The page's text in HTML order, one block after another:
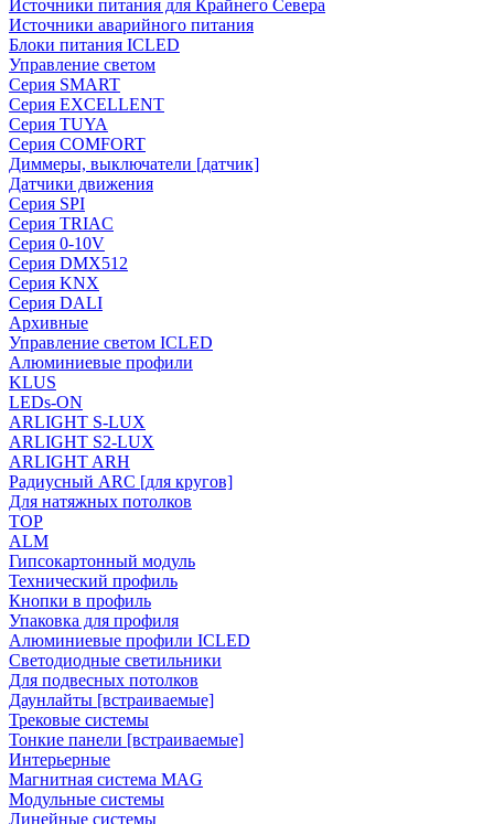
Источники питания для Крайнего Севера
Источники аварийного питания
Блоки питания ICLED
Управление светом
Серия SMART
Серия EXCELLENT
Серия TUYA
Серия COMFORT
Диммеры, выключатели [датчик]
Датчики движения
Серия SPI
Серия TRIAC
Серия 0-10V
Серия DMX512
Серия KNX
Серия DALI
Архивные
Управление светом ICLED
Алюминиевые профили
KLUS
LEDs-ON
ARLIGHT S-LUX
ARLIGHT S2-LUX
ARLIGHT ARH
Радиусный ARC [для кругов]
Для натяжных потолков
TOP
ALM
Гипсокартонный модуль
Технический профиль
Кнопки в профиль
Упаковка для профиля
Алюминиевые профили ICLED
Светодиодные светильники
Для подвесных потолков
Даунлайты [встраиваемые]
Трековые системы
Тонкие панели [встраиваемые]
Интерьерные
Магнитная система MAG
Модульные системы
Линейные системы